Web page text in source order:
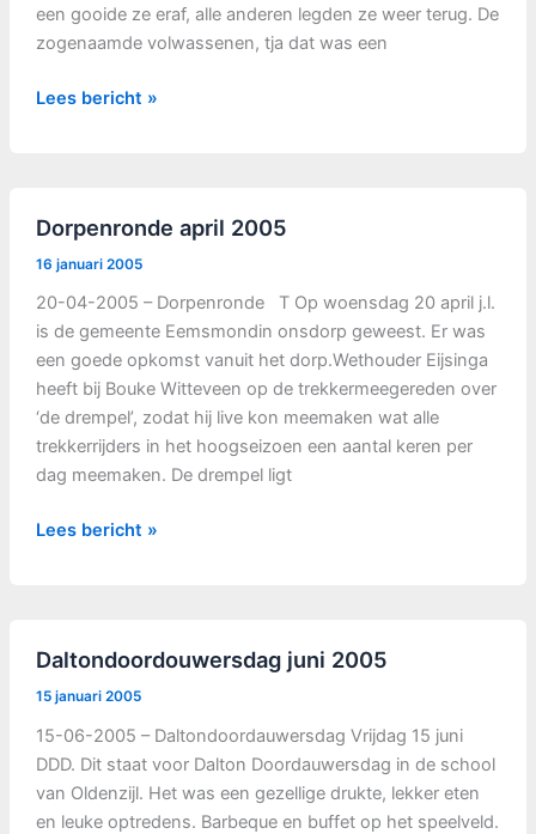
een gooide ze eraf, alle anderen legden ze weer terug. De
zogenaamde volwassenen, tja dat was een
neut’n
Lees bericht »
Dorpenronde april 2005
16 januari 2005
20-04-2005 – Dorpenronde T Op woensdag 20 april j.l.
is de gemeente Eemsmondin onsdorp geweest. Er was
een goede opkomst vanuit het dorp.Wethouder Eijsinga
heeft bij Bouke Witteveen op de trekkermeegereden over
‘de drempel’, zodat hij live kon meemaken wat alle
trekkerrijders in het hoogseizoen een aantal keren per
dag meemaken. De drempel ligt
Dorpenronde
Lees bericht »
Daltondoordouwersdag juni 2005
15 januari 2005
15-06-2005 – Daltondoordauwersdag Vrijdag 15 juni
DDD. Dit staat voor Dalton Doordauwersdag in de school
van Oldenzijl. Het was een gezellige drukte, lekker eten
en leuke optredens. Barbeque en buffet op het speelveld.